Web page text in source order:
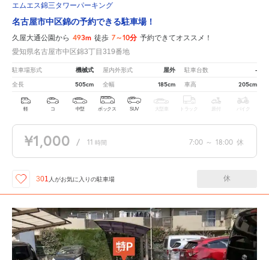
エムエス錦三タワーパーキング
名古屋市中区錦の予約できる駐車場！
久屋大通公園から 493m 徒歩 7～10分 予約できてオススメ！
愛知県名古屋市中区錦3丁目319番地
駐車場形式 機械式 屋内外形式 屋外 駐車台数 -
全長 505cm 全幅 185cm 車高 205cm
軽 コ 中型 ボックス SUV 大型車 トラック 原付 バイク
¥1,000 / 11 時間 7:00 ～ 18:00 休
301 人がお気に入りの駐車場 休